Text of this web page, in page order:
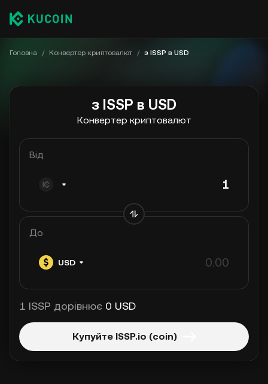
Головна / Конвертер криптовалют / з ISSP в USD
з ISSP в USD
Конвертер криптовалют
Від
До
USD
1 ISSP дорівнює 0 USD
Купуйте ISSP.io (coin)